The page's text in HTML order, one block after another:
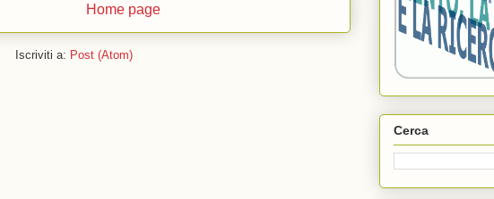
Home page
Iscriviti a: Post (Atom)
Cerca